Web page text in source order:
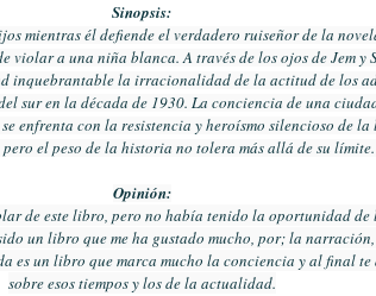
Sinopsis:
mientras él defiende el verdadero ruiseñor de la
violar a una niña blanca. A través de los ojos de Jem y
inquebrantable la irracionalidad de la actitud de los
sur en la década de 1930. La conciencia de una
enfrenta con la resistencia y heroísmo silencioso de la
el peso de la historia no tolera más allá de su límite.
Opinión:
de este libro, pero no había tenido la oportunidad de
un libro que me ha gustado mucho, por; la narración,
es un libro que marca mucho la conciencia y al final
sobre esos tiempos y los de la actualidad.